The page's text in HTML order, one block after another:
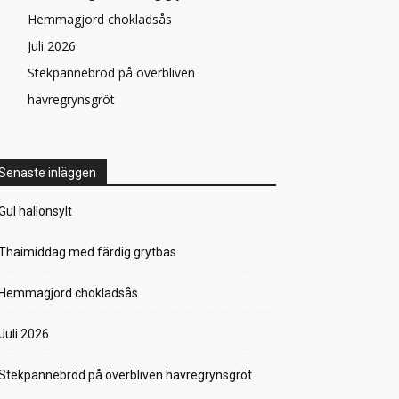
Hemmagjord chokladsås
Juli 2026
Stekpannebröd på överbliven
havregrynsgröt
inläggen
hallonsylt
med färdig grytbas
Hemmagjord chokladsås
2026
på överbliven havregrynsgröt